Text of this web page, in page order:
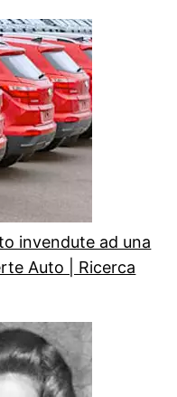
invendute ad una
Auto | Ricerca